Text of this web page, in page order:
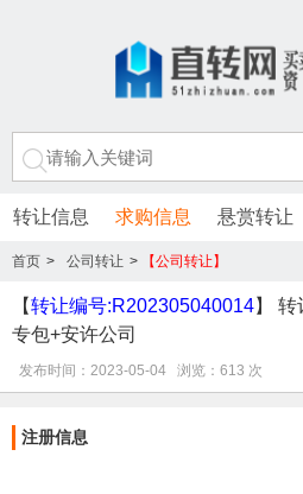
转让信息 求购信息 悬赏转让
首页 > 公司转让 > 【公司转让】
转让：【四川】房建二级+多专包+安许公司/
【转让编号:R202305040014】
专包+安许公司
发布时间：2023-05-04 浏览：613 次
注册信息